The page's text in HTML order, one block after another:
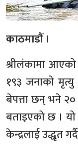
काठमाडौं ।
श्रीलंकामा आएको
१९३ जनाको
बेपत्ता छन् भने २०
बताइएको छ । यो
केन्द्रलाई उद्धृत